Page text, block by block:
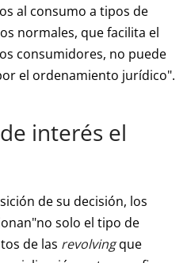
al consumo a tipos de
normales, que facilita el
consumidores, no puede
el ordenamiento jurídico".
interés el
de su decisión, los
solo el tipo de
de las revolvingque